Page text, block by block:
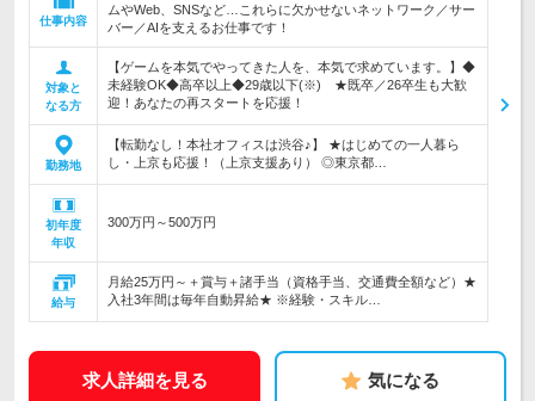
仕事内容
ムやWeb、SNSなど…これらに欠かせないネットワーク／サー
バー／AIを支えるお仕事です！
対象と
なる方
【ゲームを本気でやってきた人を、本気で求めています。】◆
未経験OK◆高卒以上◆29歳以下(※) ★既卒／26卒生も大歓
迎！あなたの再スタートを応援！
勤務地
【転勤なし！本社オフィスは渋谷♪】 ★はじめての一人暮ら
し・上京も応援！（上京支援あり） ◎東京都…
初年度
年収
300万円～500万円
給与
月給25万円～＋賞与＋諸手当（資格手当、交通費全額など）★
入社3年間は毎年自動昇給★ ※経験・スキル…
求人詳細を見る 気になる